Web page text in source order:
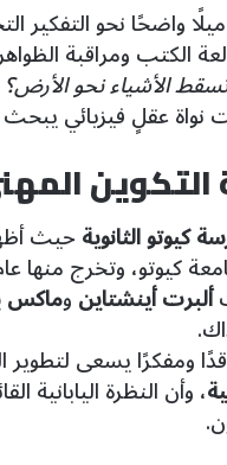
واضحًا نحو
ومراقبة
الأشياء نحو الأرض؟
نواة عقلٍ فيزيائي
التكوين
كيوتو الثانويةحيث
كيوتو، وتخرج منها
ألبرت أينشتاينوماكس
ومفكرًا يسعى لتطوير
، وأن النظرة اليابانية